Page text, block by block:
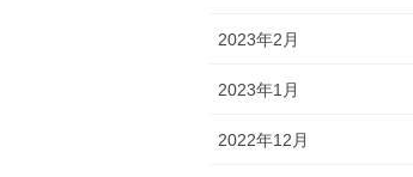
2023年2月
2023年1月
2022年12月